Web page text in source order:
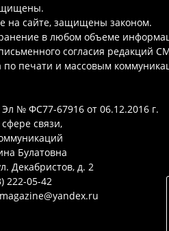
сайте, защищены законом.
в любом объеме
согласия редакций
по печати и массовым
№ ФС77-67916 от 06.12.2016 г.
связи,
Булатовна
Декабристов, д. 2
222-05-42